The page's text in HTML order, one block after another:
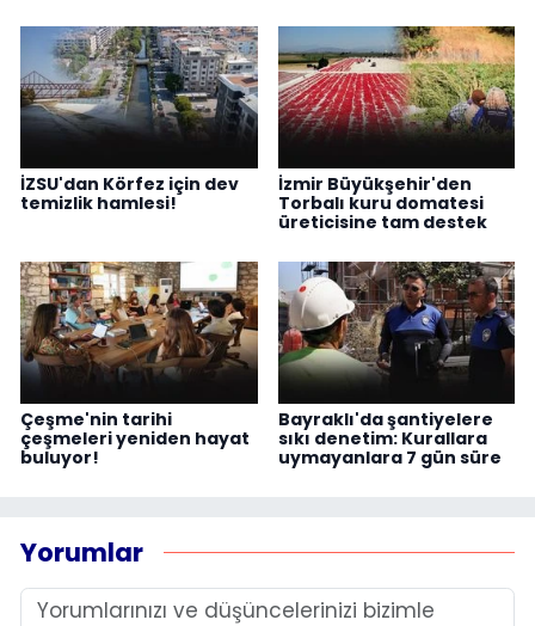
İZSU'dan Körfez için dev
temizlik hamlesi!
İzmir Büyükşehir'den
Torbalı kuru domatesi
üreticisine tam destek
Çeşme'nin tarihi
çeşmeleri yeniden hayat
buluyor!
Bayraklı'da şantiyelere
sıkı denetim: Kurallara
uymayanlara 7 gün süre
Yorumlar